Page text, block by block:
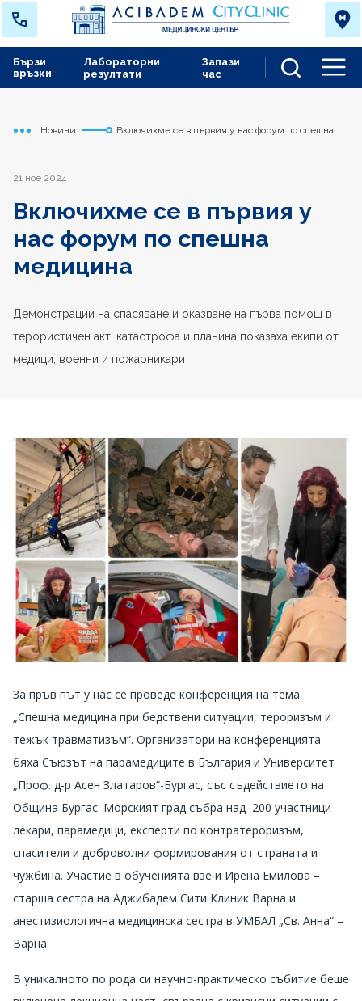
Лабораторни
резултати
Запази
час
Бързи
връзки
Начало
Варна
Новини
Включихме се в първия у нас форум по спешна
21 ное 2024
Включихме се в първия у
нас форум по спешна
медицина
Демонстрации на спасяване и оказване на първа помощ в
терористичен акт, катастрофа и планина показаха екипи от
медици, военни и пожарникари
За пръв път у нас се проведе конференция на тема
„Спешна медицина при бедствени ситуации, тероризъм и
тежък травматизъм“. Организатори на конференцията
бяха Съюзът на парамедиците в България и Университет
„Проф. д-р Асен Златаров“-Бургас, със съдействието на
Община Бургас. Морският град събра над 200 участници –
лекари, парамедици, експерти по контратероризъм,
спасители и доброволни формирования от страната и
чужбина. Участие в обученията взе и Ирена Емилова –
старша сестра на Аджибадем Сити Клиник Варна и
анестизиологична медицинска сестра в УМБАЛ „Св. Анна“ –
Варна.
В уникалното по рода си научно-практическо събитие беше